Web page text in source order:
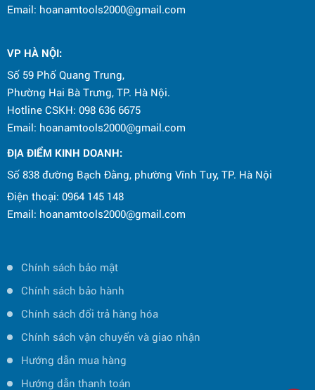
Email: hoanamtools2000@gmail.com
VP HÀ NỘI:
Số 59 Phố Quang Trung,
Phường Hai Bà Trưng, TP. Hà Nội.
Hotline CSKH: 098 636 6675
Email: hoanamtools2000@gmail.com
ĐỊA ĐIỂM KINH DOANH:
Số 838 đường Bạch Đằng, phường Vĩnh Tuy, TP. Hà Nội
Điện thoại: 0964 145 148
Email: hoanamtools2000@gmail.com
Chính sách bảo mật
Chính sách bảo hành
Chính sách đổi trả hàng hóa
Chính sách vận chuyển và giao nhận
Hướng dẫn mua hàng
Hướng dẫn thanh toán